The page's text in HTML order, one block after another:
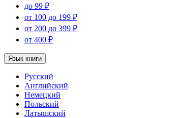
до 99 ₽
от 100 до 199 ₽
от 200 до 399 ₽
от 400 ₽
Язык книги
Русский
Английский
Немецкий
Польский
Латышский